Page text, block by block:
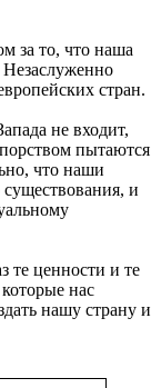
за то, что наша
стран.
не входит,
пытаются
что наши
и
те ценности и те
нас
нашу страну и